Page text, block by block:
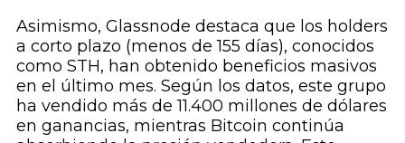
Asimismo, Glassnode destaca que los holders
a corto plazo (menos de 155 días), conocidos
como STH, han obtenido beneficios masivos
en el último mes. Según los datos, este grupo
ha vendido más de 11.400 millones de dólares
en ganancias, mientras Bitcoin continúa